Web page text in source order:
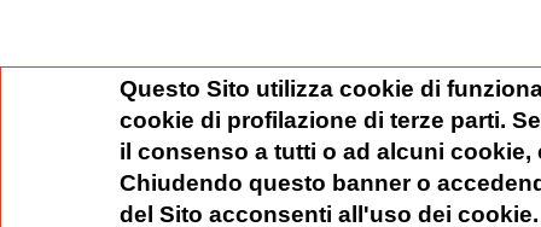
Questo Sito utilizza cookie di
cookie di profilazione di terze parti.
il consenso a tutti o ad alcuni
Chiudendo questo banner o
del Sito acconsenti all'uso dei cookie.